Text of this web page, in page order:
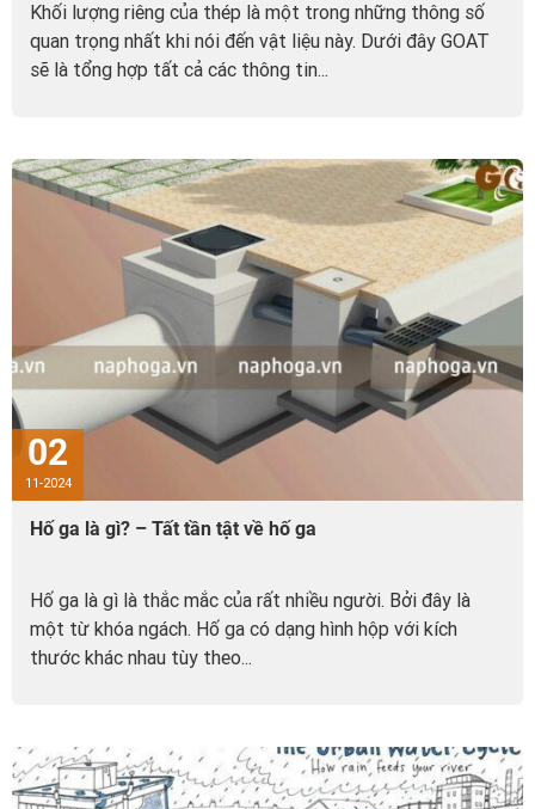
Khối lượng riêng của thép là một trong những thông số
quan trọng nhất khi nói đến vật liệu này. Dưới đây GOAT
sẽ là tổng hợp tất cả các thông tin...
02
11-2024
Hố ga là gì? – Tất tần tật về hố ga
Hố ga là gì là thắc mắc của rất nhiều người. Bởi đây là
một từ khóa ngách. Hố ga có dạng hình hộp với kích
thước khác nhau tùy theo...